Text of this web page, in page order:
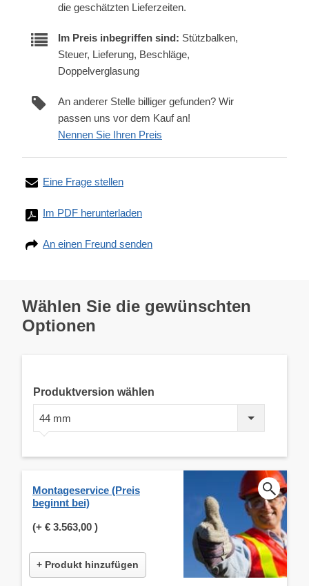
die geschätzten Lieferzeiten.
Im Preis inbegriffen sind: Stützbalken,
Steuer, Lieferung, Beschläge,
Doppelverglasung
An anderer Stelle billiger gefunden? Wir
passen uns vor dem Kauf an!
Nennen Sie Ihren Preis
Eine Frage stellen
Im PDF herunterladen
An einen Freund senden
Wählen Sie die gewünschten
Optionen
Produktversion wählen
44 mm
Montageservice (Preis
beginnt bei)
(+ € 3.563,00 )
+ Produkt hinzufügen